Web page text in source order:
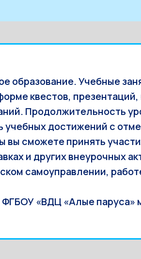
образование. Учебные
квестов,
Продолжительность
достижений с
вы сможете принять
и других внеурочных
самоуправлении,
«ВДЦ «Алые паруса»